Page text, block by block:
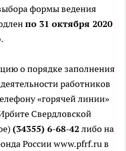
формы ведения
по 31 октября 2020
.
о порядке заполнения
работников
«горячей линии»
Свердловской
(34355) 6-68-42 либо на
России www.pfrf.ru в